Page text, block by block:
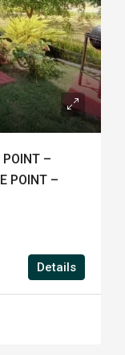
POINT –
POINT –
Details